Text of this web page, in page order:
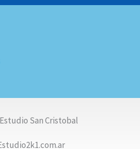
San Cristobal